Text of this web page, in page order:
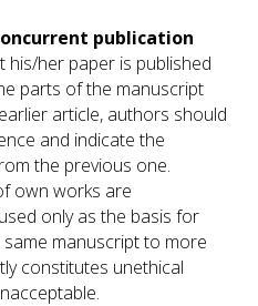
publication
her paper is published
parts of the manuscript
article, authors should
and indicate the
the previous one.
own works are
only as the basis for
same manuscript to more
constitutes unethical